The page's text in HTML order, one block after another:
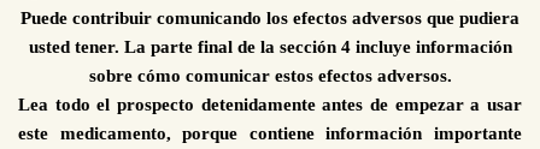
Puede contribuir comunicando los efectos adversos que pudiera
usted tener. La parte final de la sección 4 incluye información
sobre cómo comunicar estos efectos adversos.
Lea todo el prospecto detenidamente antes de empezar a usar
este medicamento, porque contiene información importante